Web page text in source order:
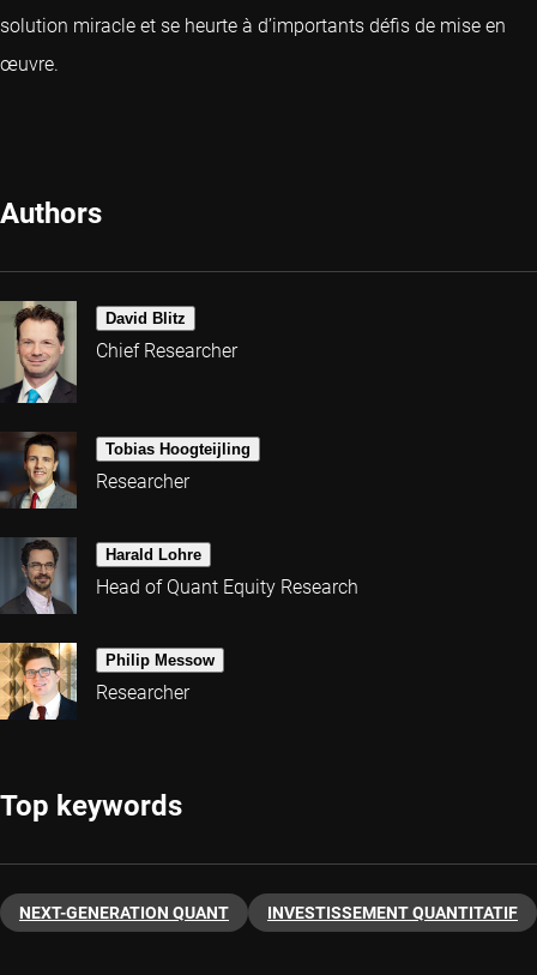
solution miracle et se heurte à d’importants défis de mise en
œuvre.
Authors
David Blitz
Chief Researcher
Tobias Hoogteijling
Researcher
Harald Lohre
Head of Quant Equity Research
Philip Messow
Researcher
Top keywords
NEXT-GENERATION QUANT INVESTISSEMENT QUANTITATIF